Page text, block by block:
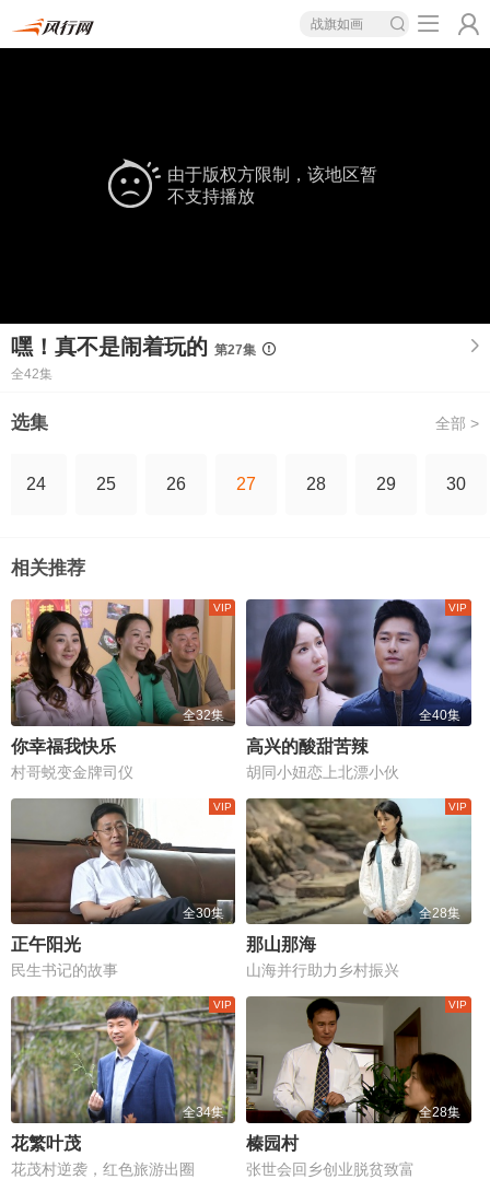
战旗如画
由于版权方限制，该地区暂
不支持播放
嘿！真不是闹着玩的 第27集
全42集
选集 全部 >
24 25 26 27 28 29 30
相关推荐
全32集
你幸福我快乐
村哥蜕变金牌司仪
全40集
高兴的酸甜苦辣
胡同小妞恋上北漂小伙
全30集
正午阳光
民生书记的故事
全28集
那山那海
山海并行助力乡村振兴
全34集
花繁叶茂
花茂村逆袭，红色旅游出圈
全28集
榛园村
张世会回乡创业脱贫致富